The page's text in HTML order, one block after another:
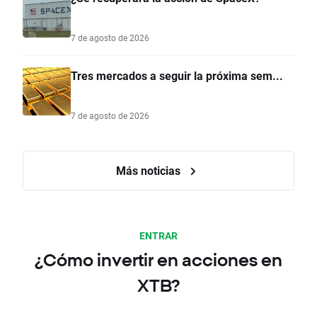
7 de agosto de 2026
Tres mercados a seguir la próxima sem...
7 de agosto de 2026
Más noticias
ENTRAR
¿Cómo invertir en acciones en
XTB?